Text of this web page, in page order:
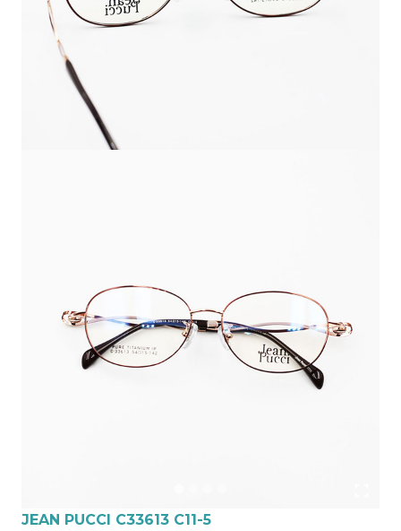
JEAN PUCCI C33613 C11-5